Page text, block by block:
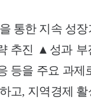
통한 지속 성
추진 ▲성과
등을 주요 과
고, 지역경제